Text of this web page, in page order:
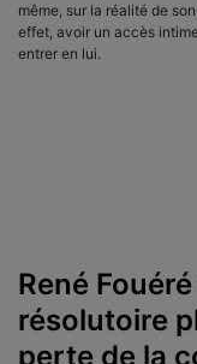
même, sur la réalité de
effet, avoir un accès
entrer en lui.
René
résolutoire
perte de la